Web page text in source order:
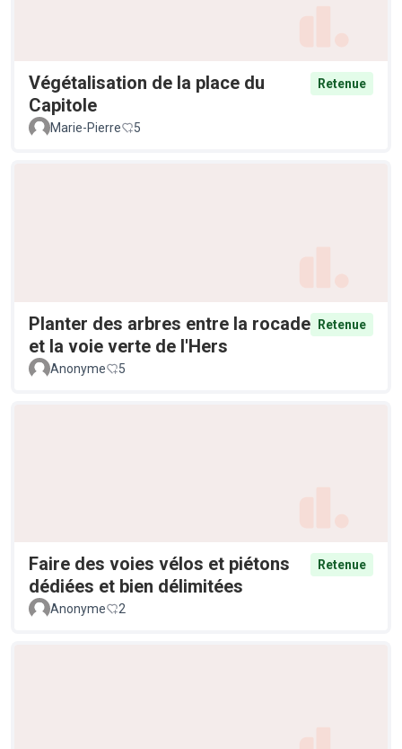
Végétalisation de la place du
Capitole
Retenue
Marie-Pierre 5
Planter des arbres entre la rocade
et la voie verte de l'Hers
Retenue
Anonyme 5
Faire des voies vélos et piétons
dédiées et bien délimitées
Retenue
Anonyme 2